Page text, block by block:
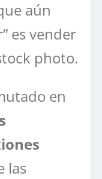
aún
es vender
photo.
en
las